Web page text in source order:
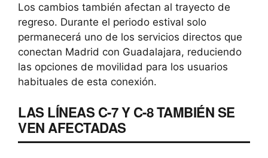
Los cambios también afectan al trayecto de
regreso. Durante el periodo estival solo
permanecerá uno de los servicios directos que
conectan Madrid con Guadalajara, reduciendo
las opciones de movilidad para los usuarios
habituales de esta conexión.
LAS LÍNEAS C-7 Y C-8 TAMBIÉN SE
VEN AFECTADAS